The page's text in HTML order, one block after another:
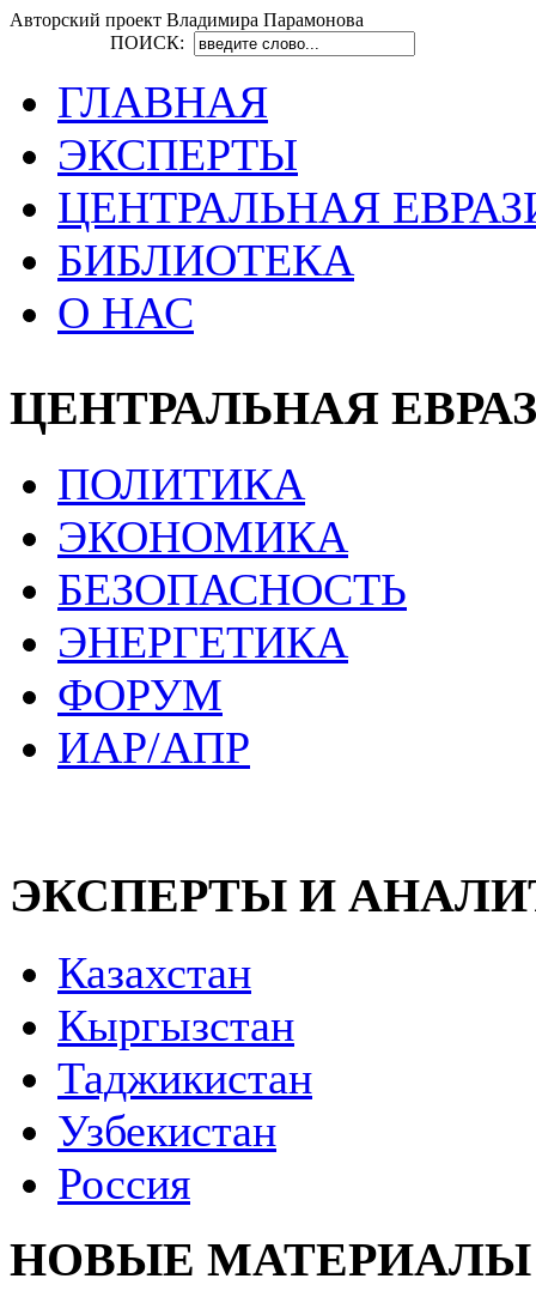
Авторский проект Владимира Парамонова
ПОИСК:
ГЛАВНАЯ
ЭКСПЕРТЫ
ЦЕНТРАЛЬНАЯ
БИБЛИОТЕКА
О НАС
ЦЕНТРАЛЬНАЯ
ПОЛИТИКА
ЭКОНОМИКА
БЕЗОПАСНОСТЬ
ЭНЕРГЕТИКА
ФОРУМ
ИАР/АПР
ЭКСПЕРТЫ И
Казахстан
Кыргызстан
Таджикистан
Узбекистан
Россия
НОВЫЕ МАТЕРИАЛЫ